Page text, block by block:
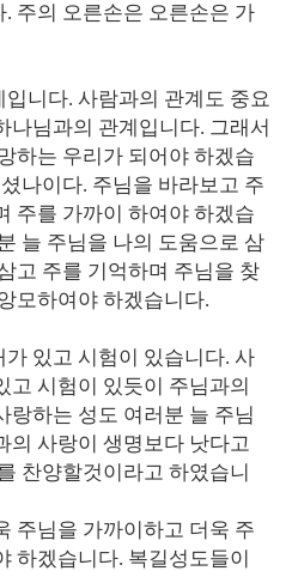
. 주의 오른손은 오른손은 가
입니다. 사람과의 관계도 중요
나님과의 관계입니다. 그래서
하는 우리가 되어야 하겠습
나이다. 주님을 바라보고 주
주를 가까이 하여야 하겠습
늘 주님을 나의 도움으로 삼
고 주를 기억하며 주님을 찾
모하여야 하겠습니다.
있고 시험이 있습니다. 사
고 시험이 있듯이 주님과의
랑하는 성도 여러분 늘 주님
의 사랑이 생명보다 낫다고
찬양할것이라고 하였습니
주님을 가까이하고 더욱 주
하겠습니다. 복길성도들이